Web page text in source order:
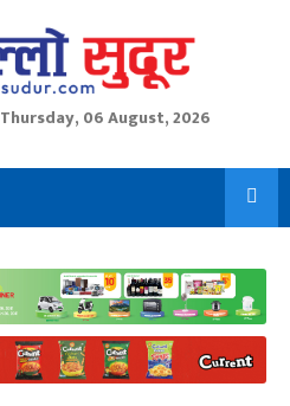
Thursday, 06 August, 2026